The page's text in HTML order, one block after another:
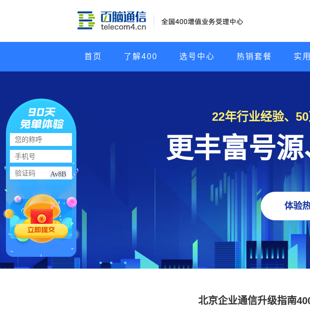
首页 了解400 选号中心 热销套餐 实
22年行业经验、
更丰富号
体验
北京企业通信升级指南
Av8B